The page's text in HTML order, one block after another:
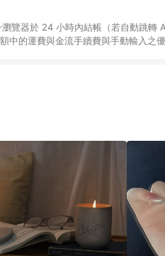
覽器於 24 小時內結帳（若自動跳轉
中的運費與金流手續費與手動輸入之
以上才具贈點資格。 7. 點數將於出貨
面後才首次下載 Pinkoi APP 並完成